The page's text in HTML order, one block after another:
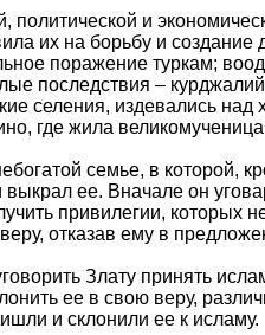
и
их на борьбу и создание
поражение туркам;
последствия –
селения, издевались
где жила
семье, в которой,
выкрал ее. Вначале он
привилегии, которых
отказав ему в
Злату принять
ее в свою веру,
и склонили ее к исламу.